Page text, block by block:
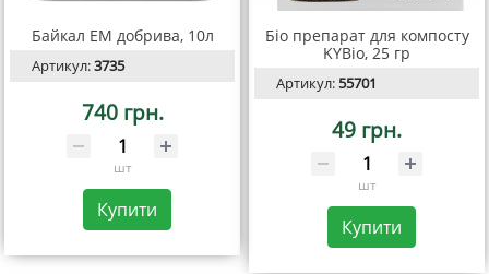
Байкал ЕМ добрива, 10л
Артикул:3735
740 грн.
шт
Купити
Біо препарат для компосту
KYBio, 25 гр
Артикул:55701
49 грн.
шт
Купити